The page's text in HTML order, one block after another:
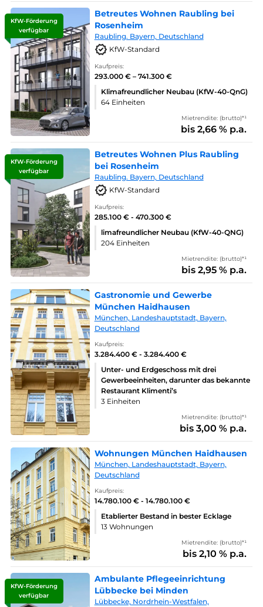
KfW-Förderung
verfügbar
Betreutes Wohnen Raubling bei
Rosenheim
Raubling. Bayern, Deutschland
KfW-Standard
Kaufpreis:
293.000 € – 741.300 €
Klimafreundlicher Neubau (KfW-40-QnG)
64 Einheiten
Mietrendite: (brutto)*¹
bis 2,66 % p.a.
KfW-Förderung
verfügbar
Betreutes Wohnen Plus Raubling
bei Rosenheim
Raubling. Bayern, Deutschland
KfW-Standard
Kaufpreis:
285.100 € - 470.300 €
limafreundlicher Neubau (KfW-40-QNG)
204 Einheiten
Mietrendite: (brutto)*¹
bis 2,95 % p.a.
Gastronomie und Gewerbe
München Haidhausen
München, Landeshauptstadt, Bayern,
Deutschland
Kaufpreis:
3.284.400 € - 3.284.400 €
Unter- und Erdgeschoss mit drei
Gewerbeeinheiten, darunter das bekannte
Restaurant Klimenti’s
3 Einheiten
Mietrendite: (brutto)*¹
bis 3,00 % p.a.
Wohnungen München Haidhausen
München, Landeshauptstadt, Bayern,
Deutschland
Kaufpreis:
14.780.100 € - 14.780.100 €
Etablierter Bestand in bester Ecklage
13 Wohnungen
Mietrendite: (brutto)*¹
bis 2,10 % p.a.
KfW-Förderung
verfügbar
Ambulante Pflegeeinrichtung
Lübbecke bei Minden
Lübbecke, Nordrhein-Westfalen,